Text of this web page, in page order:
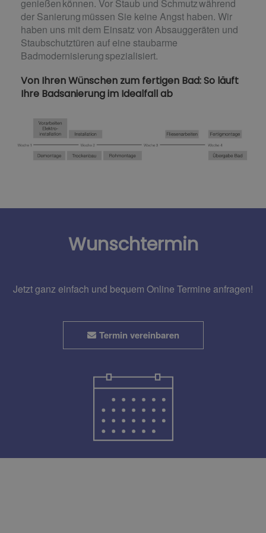
genießen können. Vor Staub und Schmutz während
der Sanierung müssen Sie keine Angst haben. Wir
haben uns mit dem Einsatz von Absauggeräten und
Staubschutztüren auf eine staubarme
Badmodernisierung spezialisiert.
Von Ihren Wünschen zum fertigen Bad: So läuft
Ihre Badsanierung im Idealfall ab
Wunschtermin
Jetzt ganz einfach und bequem Online Termine anfragen!
Termin vereinbaren